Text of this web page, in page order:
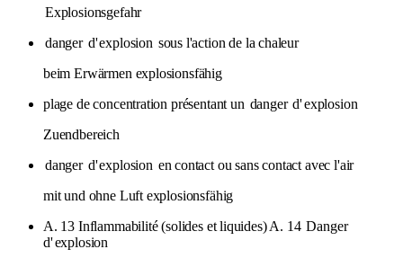
Explosionsgefahr
danger d'explosion sous l'action de la chaleur
beim Erwärmen explosionsfähig
plage de concentration présentant un danger d'explosion
Zuendbereich
danger d'explosion en contact ou sans contact avec l'air
mit und ohne Luft explosionsfähig
A. 13 Inflammabilité (solides et liquides) A. 14 Danger
d'explosion